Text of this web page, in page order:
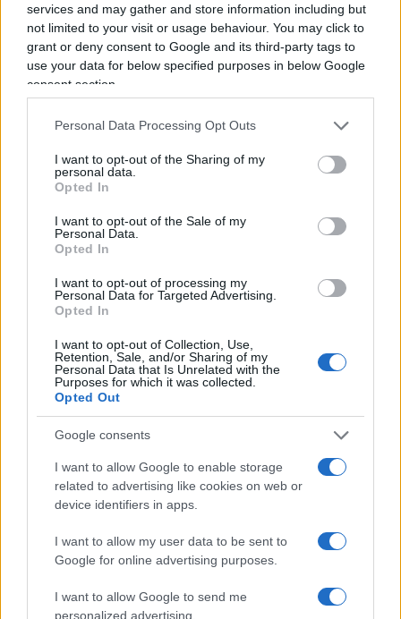
services and may gather and store information including but
not limited to your visit or usage behaviour. You may click to
grant or deny consent to Google and its third-party tags to
use your data for below specified purposes in below Google
consent section.
Personal Data Processing Opt Outs
I want to opt-out of the Sharing of my
personal data.
Opted In
I want to opt-out of the Sale of my
Personal Data.
Opted In
I want to opt-out of processing my
Personal Data for Targeted Advertising.
Opted In
I want to opt-out of Collection, Use,
Retention, Sale, and/or Sharing of my
Personal Data that Is Unrelated with the
Purposes for which it was collected.
Opted Out
Google consents
I want to allow Google to enable storage
related to advertising like cookies on web or
device identifiers in apps.
I want to allow my user data to be sent to
Google for online advertising purposes.
I want to allow Google to send me
personalized advertising.
dell'acquerello. Orgogliosamente un liberale di
centrodestra, il vignettista non fatica a trovare le sue
ispirazioni dall’attuale sinistra, che a suo dire, mai
come in questo momento sta dando il “meglio” di sé.
quando non supera l’indecenza, fino a quando non
offende e non è volgare. Una frase di Alexander
Pushkin lo accompagna da sempre: “Dove non arriva
Corte dei conti, la riforma a
metà: si poteva fare di più
Chi firma non deve avere paura, chi paga le tasse
nemmeno. La magistratura contabile non deve
solo punire, ma aiutare la buona
amministrazione
Luigi Bisignani